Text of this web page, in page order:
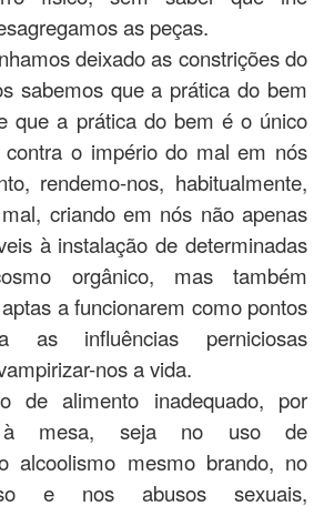
as peças.
deixado as constrições do
sabemos que a prática do bem
que a prática do bem é o único
contra o império do mal em nós
rendemo-nos, habitualmente,
criando em nós não apenas
à instalação de determinadas
orgânico, mas também
a funcionarem como pontos
as influências perniciosas
nos a vida.
de alimento inadequado, por
à mesa, seja no uso de
alcoolismo mesmo brando, no
e nos abusos sexuais,